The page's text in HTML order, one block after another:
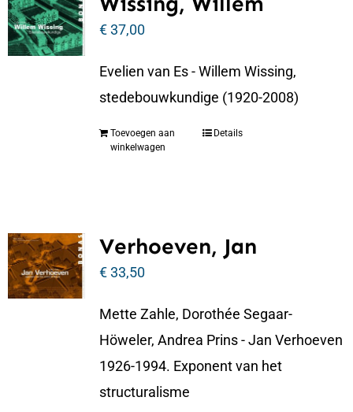
€37,00
Evelien van Es - Willem Wissing,
stedebouwkundige (1920-2008)
Toevoegen aan
winkelwagen
Details
Verhoeven, Jan
€33,50
Mette Zahle, Dorothée Segaar-
Höweler, Andrea Prins - Jan Verhoeven
1926-1994. Exponent van het
structuralisme